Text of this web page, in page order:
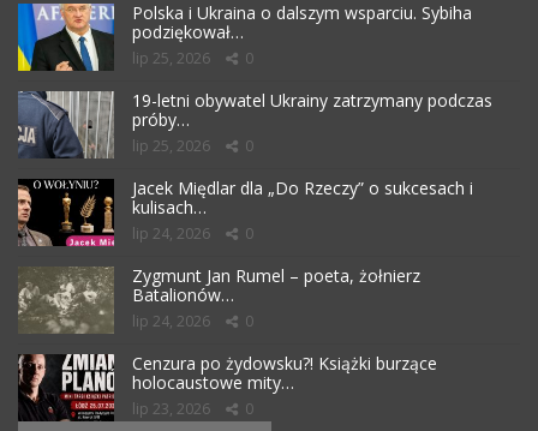
Polska i Ukraina o dalszym wsparciu. Sybiha
podziękował…
lip 25, 2026 0
19-letni obywatel Ukrainy zatrzymany podczas
próby…
lip 25, 2026 0
Jacek Międlar dla „Do Rzeczy” o sukcesach i
kulisach…
lip 24, 2026 0
Zygmunt Jan Rumel – poeta, żołnierz
Batalionów…
lip 24, 2026 0
Cenzura po żydowsku?! Książki burzące
holocaustowe mity…
lip 23, 2026 0